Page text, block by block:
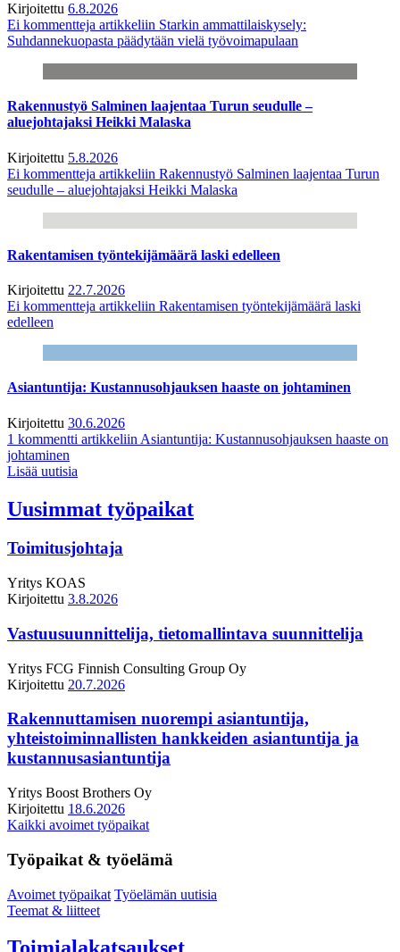
Kirjoitettu 6.8.2026
Ei kommentteja artikkeliin Starkin ammattilaiskysely:
Suhdannekuopasta päädytään vielä työvoimapulaan
Rakennustyö Salminen laajentaa Turun seudulle –
aluejohtajaksi Heikki Malaska
Kirjoitettu 5.8.2026
Ei kommentteja artikkeliin Rakennustyö Salminen laajentaa Turun
seudulle – aluejohtajaksi Heikki Malaska
Rakentamisen työntekijämäärä laski edelleen
Kirjoitettu 22.7.2026
Ei kommentteja artikkeliin Rakentamisen työntekijämäärä laski
edelleen
Asiantuntija: Kustannusohjauksen haaste on johtaminen
Kirjoitettu 30.6.2026
1 kommentti artikkeliin Asiantuntija: Kustannusohjauksen haaste on
johtaminen
Lisää uutisia
Uusimmat työpaikat
Toimitusjohtaja
Yritys KOAS
Kirjoitettu 3.8.2026
Vastuusuunnittelija, tietomallintava suunnittelija
Yritys FCG Finnish Consulting Group Oy
Kirjoitettu 20.7.2026
Rakennuttamisen nuorempi asiantuntija,
yhteistoiminnallisten hankkeiden asiantuntija ja
kustannusasiantuntija
Yritys Boost Brothers Oy
Kirjoitettu 18.6.2026
Kaikki avoimet työpaikat
Työpaikat & työelämä
Avoimet työpaikat Työelämän uutisia
Teemat & liitteet